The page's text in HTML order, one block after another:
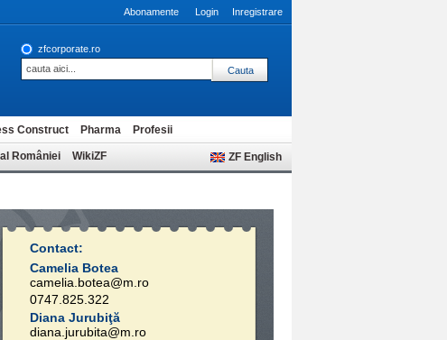
Abonamente Login Inregistrare
zfcorporate.ro
Construct Pharma Profesii
României WikiZF ZF English
Contact:
Camelia Botea
camelia.botea@m.ro
0747.825.322
Diana Jurubiţă
diana.jurubita@m.ro